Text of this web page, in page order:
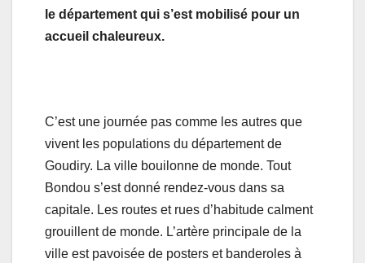
le département qui s’est mobilisé pour un
accueil chaleureux.
C’est une journée pas comme les autres que
vivent les populations du département de
Goudiry. La ville bouilonne de monde. Tout
Bondou s’est donné rendez-vous dans sa
capitale. Les routes et rues d’habitude calment
grouillent de monde. L’artère principale de la
ville est pavoisée de posters et banderoles à